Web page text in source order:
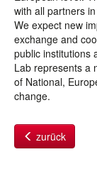
with all partners
We expect new
exchange and
public institutions
Lab represents a
of National,
change.
zurück